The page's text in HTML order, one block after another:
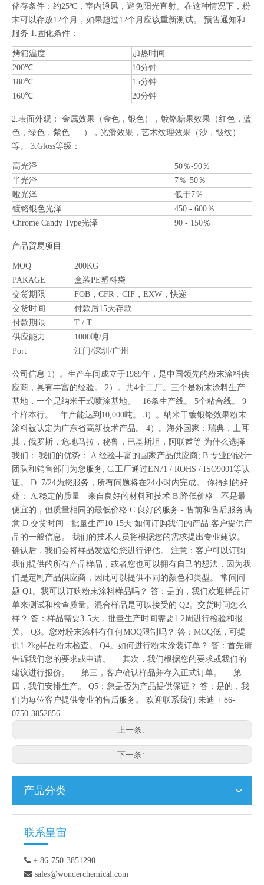
储存条件：约25ºC，室内通风，避免阳光直射。在这种情况下，粉
末可以存放12个月，如果超过12个月应该重新测试。 预售通知和
服务 1.固化条件：
烤箱温度
加热时间
200℃
10分钟
180℃
15分钟
160℃
20分钟
2.表面外观： 金属效果（金色，银色），镀铬糖果效果（红色，蓝
色，绿色，紫色......），光滑效果，艺术纹理效果（沙，皱纹）
等。 3.Gloss等级：
高光泽
50％-90％
半光泽
7％-50％
哑光泽
低于7％
镀铬银色光泽
450 - 600％
Chrome Candy Type光泽
90 - 150％
产品贸易项目
MOQ
200KG
PAKAGE
盒装PE塑料袋
交货期限
FOB，CFR，CIF，EXW，快递
交货时间
付款后15天存款
付款期限
T / T
供应能力
1000吨/月
Port
江门/深圳/广州
公司信息 1）。生产车间成立于1989年，是中国领先的粉末涂料供
应商，具有丰富的经验。 2）。共4个工厂。三个是粉末涂料生产
基地，一个是纳米干式喷涂基地。 16条生产线。 5个粘合线。 9
个样本行。 年产能达到10,000吨。 3）。纳米干镀银铬效果粉末
涂料被认定为广东省高新技术产品。 4）。海外国家：瑞典，土耳
其，俄罗斯，危地马拉，秘鲁，巴基斯坦，阿联酋等 为什么选择
我们： 我们的优势： A.经验丰富的国家产品供应商; B.专业的设计
团队和销售部门为您服务; C.工厂通过EN71 / ROHS / ISO9001等认
证。 D. 7/24为您服务，所有问题将在24小时内完成。 你得到的好
处： A.稳定的质量 - 来自良好的材料和技术 B.降低价格 - 不是最
便宜的，但质量相同的最低价格 C.良好的服务 - 售前和售后服务满
意 D.交货时间 - 批量生产10-15天 如何订购我们的产品 客户提供产
品的一般信息。 我们的技术人员将根据您的需求提出专业建议。
确认后，我们会将样品发送给您进行评估。 注意：客户可以订购
我们提供的所有产品样品，或者您也可以拥有自己的想法，因为我
们是定制产品供应商，因此可以提供不同的颜色和类型。 常问问
题 Q1。我可以订购粉末涂料样品吗？ 答：是的，我们欢迎样品订
单来测试和检查质量。混合样品是可以接受的 Q2。交货时间怎么
样？ 答：样品需要3-5天，批量生产时间需要1-2周进行检验和报
关。 Q3。您对粉末涂料有任何MOQ限制吗？ 答：MOQ低，可提
供1-2kg样品粉末检查。 Q4。如何进行粉末涂装订单？ 答：首先请
告诉我们您的要求或申请。 其次，我们根据您的要求或我们的
建议进行报价。 第三，客户确认样品并存入正式订单。 第
四，我们安排生产。 Q5：您是否为产品提供保证？ 答：是的，我
们为每位客户提供专业的售后服务。 欢迎联系我们 朱迪 + 86-
0750-3852856
上一条:
下一条:
产品分类
联系皇宙
 + 86-750-3851290
 sales@wonderchemical.com